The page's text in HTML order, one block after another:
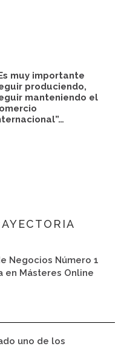
muy importante
produciendo,
manteniendo el
Negocios Número 1
en Másteres Online
uno de los